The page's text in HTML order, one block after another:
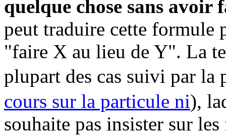
quelque chose sans avoir
peut traduire cette
"faire X au lieu de Y". La
plupart des cas suivi par la
cours sur la particule ni),
souhaite pas insister sur